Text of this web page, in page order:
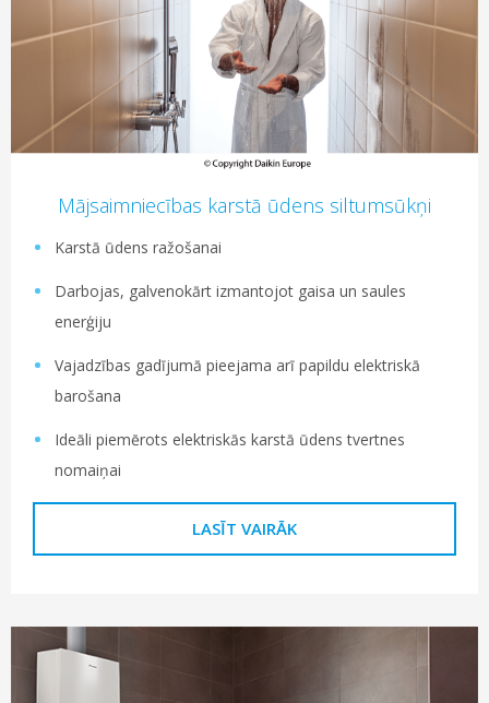
Mājsaimniecības karstā ūdens siltumsūkņi
Karstā ūdens ražošanai
Darbojas, galvenokārt izmantojot gaisa un saules
enerģiju
Vajadzības gadījumā pieejama arī papildu elektriskā
barošana
Ideāli piemērots elektriskās karstā ūdens tvertnes
nomaiņai
LASĪT VAIRĀK